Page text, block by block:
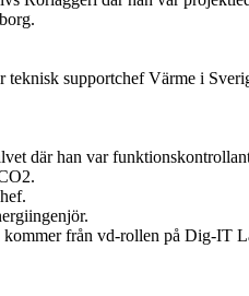
teknisk supportchef Värme i
där han var
kommer från vd-rollen på Dig-IT